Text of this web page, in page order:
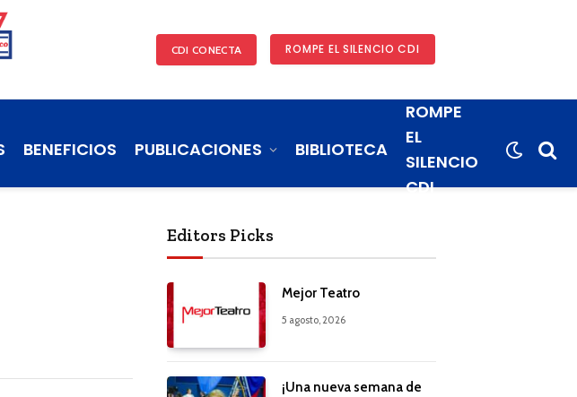
CDI CONECTA ROMPE EL SILENCIO CDI
BENEFICIOS PUBLICACIONES BIBLIOTECA
ROMPE
EL
SILENCIO
CDI
Editors Picks
Mejor Teatro
5 agosto, 2026
¡Una nueva semana de